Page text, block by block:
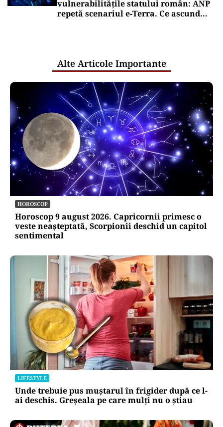
vulnerabilitățile statului român: ANP
repetă scenariul e‑Terra. Ce ascund
Alte Articole Importante
HOROSCOP
Horoscop 9 august 2026. Capricornii primesc o
veste neașteptată, Scorpionii deschid un capitol
sentimental
LIFESTYLE
Unde trebuie pus muștarul în frigider după ce l-
ai deschis. Greșeala pe care mulți nu o știau